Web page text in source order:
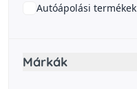
Autóápolási termékek
Márkák